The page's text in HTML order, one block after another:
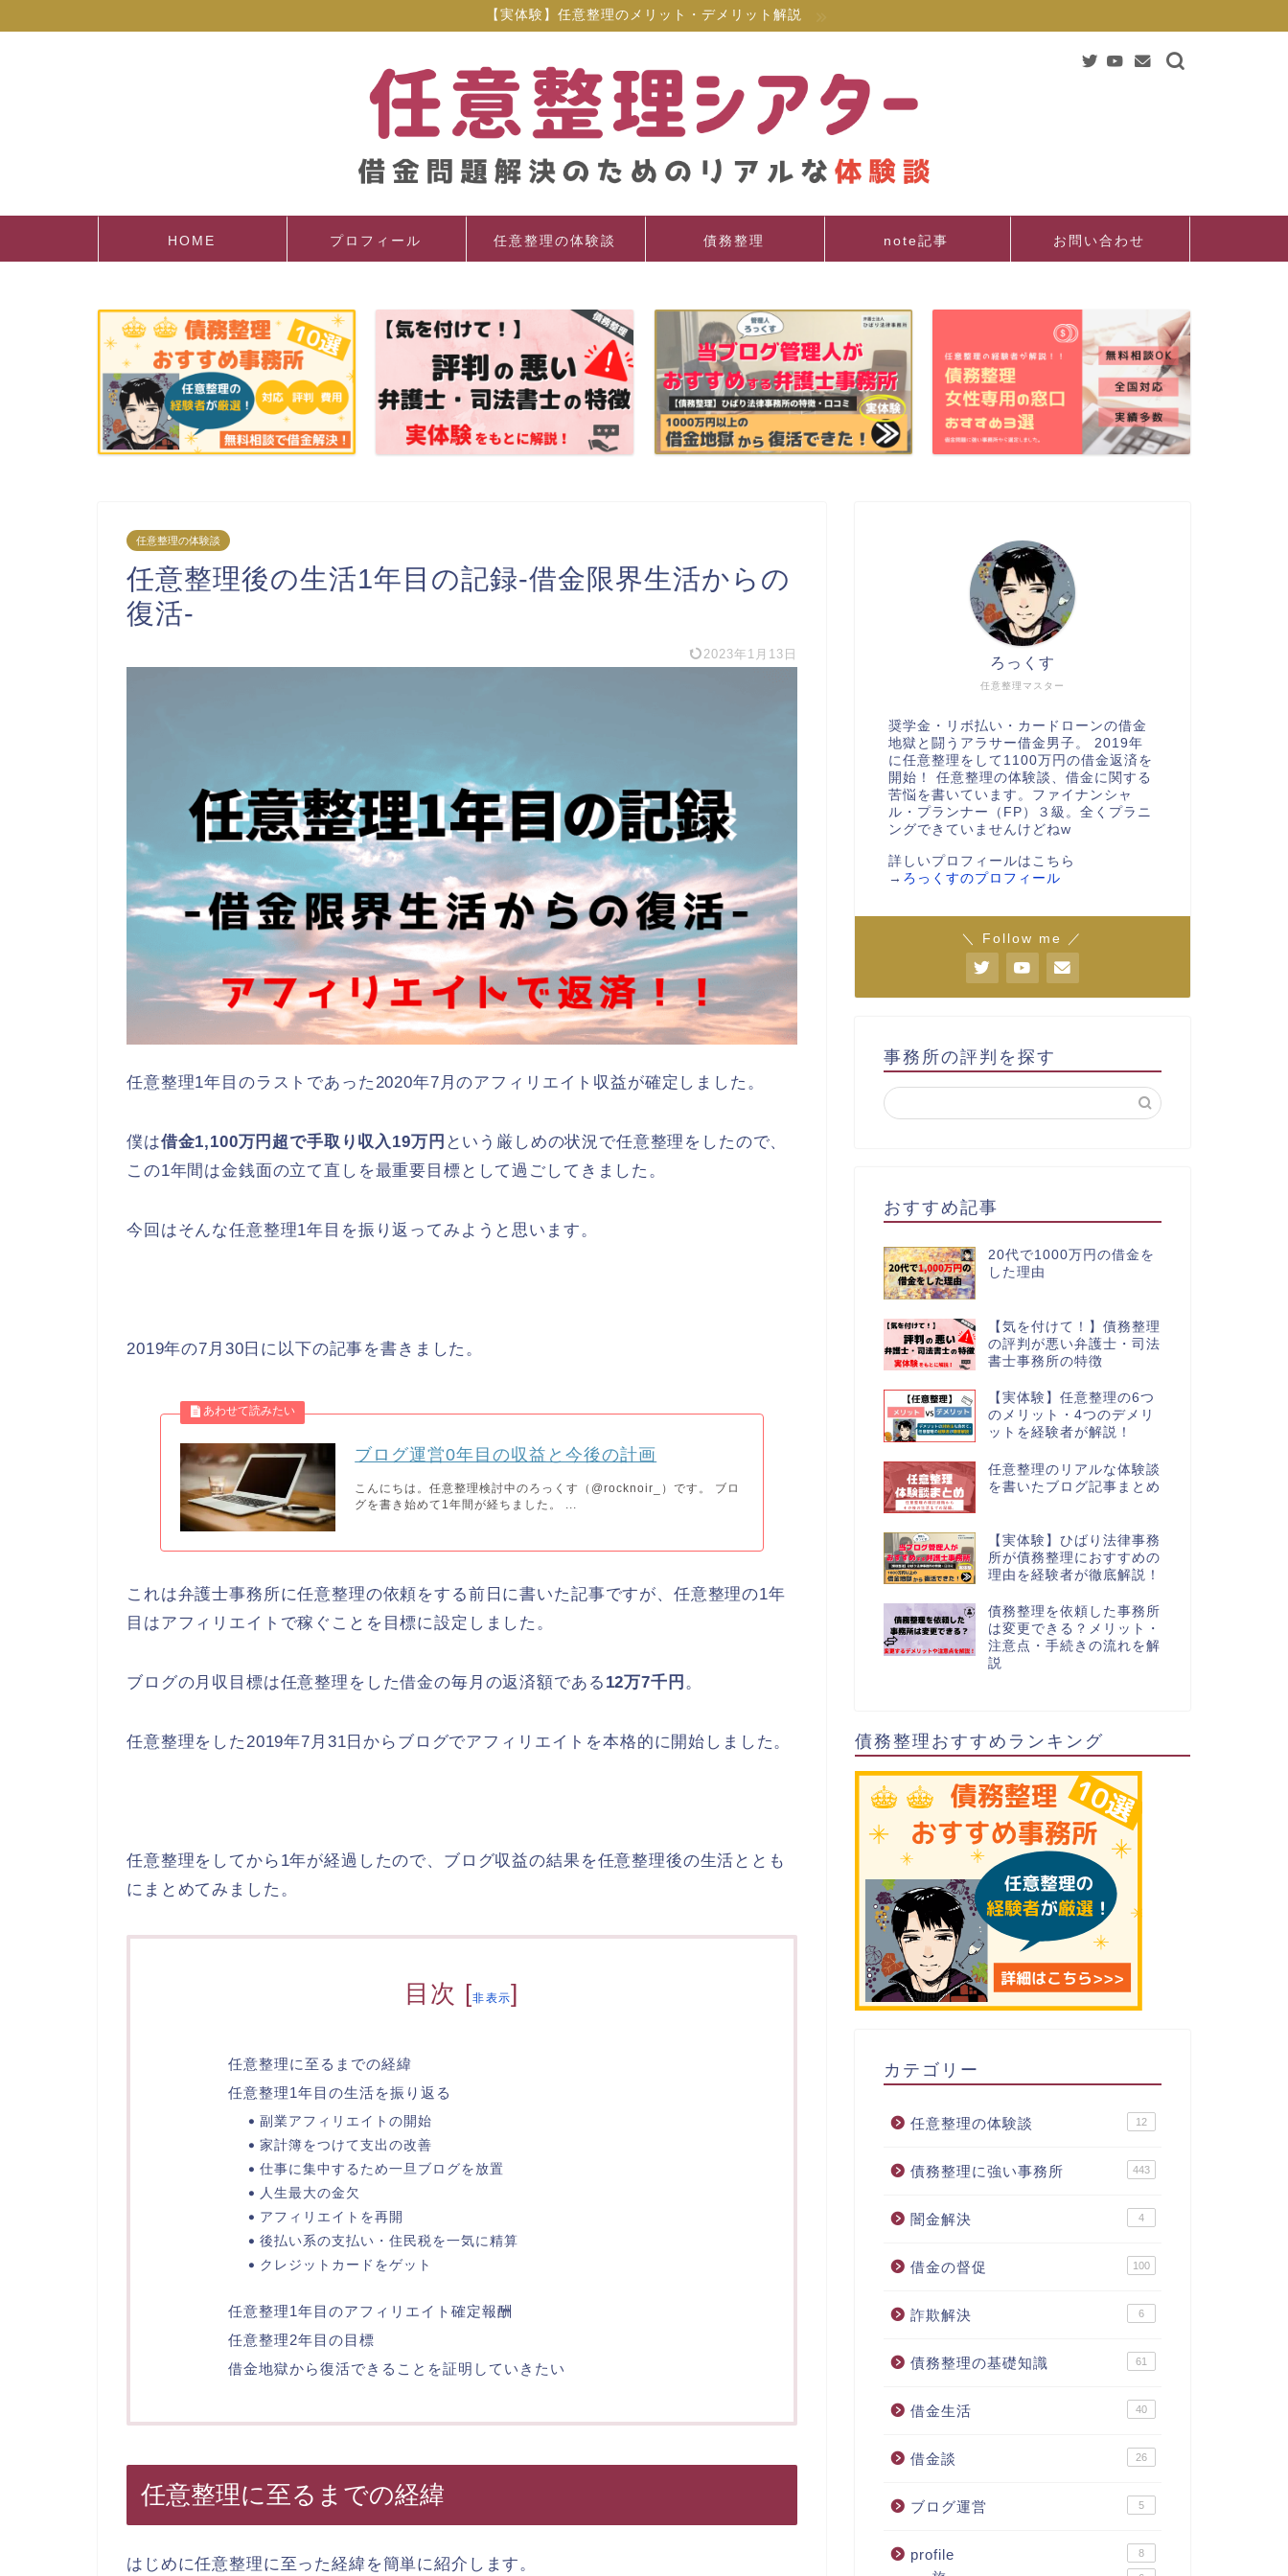
【実体験】任意整理のメリット・デメリット解説
HOME プロフィール 任意整理の体験談 債務整理 note記事 お問い合わせ
任意整理の体験談
任意整理後の生活1年目の記録-借金限界生活からの
復活-
2023年1月13日
任意整理1年目のラストであった2020年7月のアフィリエイト収益が確定しました。
僕は借金1,100万円超で手取り収入19万円 という厳しめの状況で任意整理をしたので、
この1年間は金銭面の立て直しを最重要目標として過ごしてきました。
今回はそんな任意整理1年目を振り返ってみようと思います。
2019年の7月30日に以下の記事を書きました。
ブログ運営0年目の収益と今後の計画
こんにちは。任意整理検討中のろっくす（@rocknoir_）です。 ブロ
グを書き始めて1年間が経ちました。 ...
これは弁護士事務所に任意整理の依頼をする前日に書いた記事ですが、任意整理の1年
目はアフィリエイトで稼ぐことを目標に設定しました。
ブログの月収目標は任意整理をした借金の毎月の返済額である 12万7千円 。
任意整理をした2019年7月31日からブログでアフィリエイトを本格的に開始しました。
任意整理をしてから1年が経過したので、ブログ収益の結果を任意整理後の生活ととも
にまとめてみました。
目次 [非表示]
任意整理に至るまでの経緯
任意整理1年目の生活を振り返る
副業アフィリエイトの開始
家計簿をつけて支出の改善
仕事に集中するため一旦ブログを放置
人生最大の金欠
アフィリエイトを再開
後払い系の支払い・住民税を一気に精算
クレジットカードをゲット
任意整理1年目のアフィリエイト確定報酬
任意整理2年目の目標
借金地獄から復活できることを証明していきたい
任意整理に至るまでの経緯
はじめに任意整理に至った経緯を簡単に紹介します。
任意整理マスター
ろっくす
奨学金・リボ払い・カードローンの借金
地獄と闘うアラサー借金男子。 2019年
に任意整理をして1100万円の借金返済を
開始！ 任意整理の体験談、借金に関する
苦悩を書いています。ファイナンシャ
ル・プランナー（FP）３級。全くプラニ
ングできていませんけどねw
詳しいプロフィールはこちら
→ ろっくすのプロフィール
＼ Follow me ／
事務所の評判を探す
おすすめ記事
20代で1000万円の借金を
した理由
【気を付けて！】債務整理
の評判が悪い弁護士・司法
書士事務所の特徴
【実体験】任意整理の6つ
のメリット・4つのデメリ
ットを経験者が解説！
任意整理のリアルな体験談
を書いたブログ記事まとめ
【実体験】ひばり法律事務
所が債務整理におすすめの
理由を経験者が徹底解説！
債務整理を依頼した事務所
は変更できる？メリット・
注意点・手続きの流れを解
説
債務整理おすすめランキング
カテゴリー
任意整理の体験談 12
債務整理に強い事務所 443
闇金解決 4
借金の督促 100
詐欺解決 6
債務整理の基礎知識 61
借金生活 40
借金談 26
ブログ運営 5
profile 8